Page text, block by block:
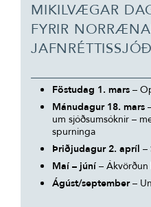
MIKILVÆGAR
FYRIR
Föstudag 1. mars–
Mánudagur 18. mars
um sjóðsumsóknir –
spurninga
Þriðjudagur 2. apríl –
Maí – júní– Ákvörðun
Ágúst/september–